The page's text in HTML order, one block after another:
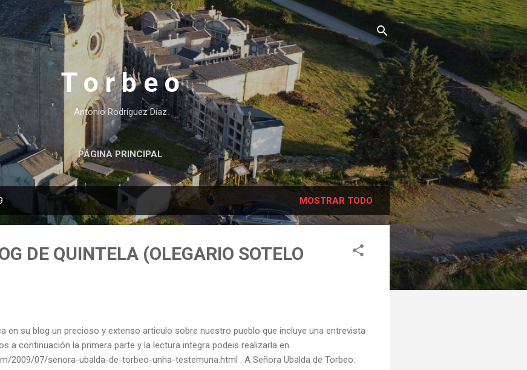
Ir al contenido principal
T o r b e o
Antonio Rodríguez Díaz
PÁGINA PRINCIPAL
MOSTRAR TODO
DE QUINTELA (OLEGARIO SOTELO
en su blog un precioso y extenso articulo sobre nuestro pueblo que incluye una entrevista
a continuación la primera parte y la lectura integra podeis realizarla en
2009/07/senora-ubalda-de-torbeo-unha-testemuna.html . A Señora Ubalda de Torbeo: